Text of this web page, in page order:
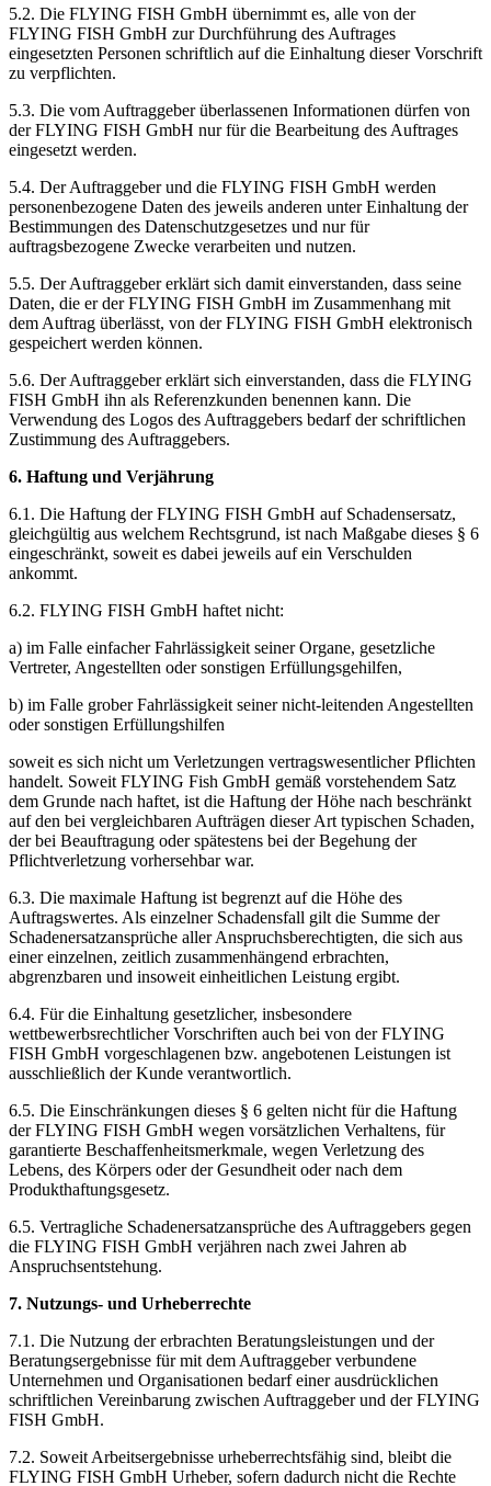
5.2. Die FLYING FISH GmbH übernimmt es, alle von der
FLYING FISH GmbH zur Durchführung des Auftrages
eingesetzten Personen schriftlich auf die Einhaltung dieser Vorschrift
zu verpflichten.
5.3. Die vom Auftraggeber überlassenen Informationen dürfen von
der FLYING FISH GmbH nur für die Bearbeitung des Auftrages
eingesetzt werden.
5.4. Der Auftraggeber und die FLYING FISH GmbH werden
personenbezogene Daten des jeweils anderen unter Einhaltung der
Bestimmungen des Datenschutzgesetzes und nur für
auftragsbezogene Zwecke verarbeiten und nutzen.
5.5. Der Auftraggeber erklärt sich damit einverstanden, dass seine
Daten, die er der FLYING FISH GmbH im Zusammenhang mit
dem Auftrag überlässt, von der FLYING FISH GmbH elektronisch
gespeichert werden können.
5.6. Der Auftraggeber erklärt sich einverstanden, dass die FLYING
FISH GmbH ihn als Referenzkunden benennen kann. Die
Verwendung des Logos des Auftraggebers bedarf der schriftlichen
Zustimmung des Auftraggebers.
6. Haftung und Verjährung
6.1. Die Haftung der FLYING FISH GmbH auf Schadensersatz,
gleichgültig aus welchem Rechtsgrund, ist nach Maßgabe dieses § 6
eingeschränkt, soweit es dabei jeweils auf ein Verschulden
ankommt.
6.2. FLYING FISH GmbH haftet nicht:
a) im Falle einfacher Fahrlässigkeit seiner Organe, gesetzliche
Vertreter, Angestellten oder sonstigen Erfüllungsgehilfen,
b) im Falle grober Fahrlässigkeit seiner nicht-leitenden Angestellten
oder sonstigen Erfüllungshilfen
soweit es sich nicht um Verletzungen vertragswesentlicher Pflichten
handelt. Soweit FLYING Fish GmbH gemäß vorstehendem Satz
dem Grunde nach haftet, ist die Haftung der Höhe nach beschränkt
auf den bei vergleichbaren Aufträgen dieser Art typischen Schaden,
der bei Beauftragung oder spätestens bei der Begehung der
Pflichtverletzung vorhersehbar war.
6.3. Die maximale Haftung ist begrenzt auf die Höhe des
Auftragswertes. Als einzelner Schadensfall gilt die Summe der
Schadenersatzansprüche aller Anspruchsberechtigten, die sich aus
einer einzelnen, zeitlich zusammenhängend erbrachten,
abgrenzbaren und insoweit einheitlichen Leistung ergibt.
6.4. Für die Einhaltung gesetzlicher, insbesondere
wettbewerbsrechtlicher Vorschriften auch bei von der FLYING
FISH GmbH vorgeschlagenen bzw. angebotenen Leistungen ist
ausschließlich der Kunde verantwortlich.
6.5. Die Einschränkungen dieses § 6 gelten nicht für die Haftung
der FLYING FISH GmbH wegen vorsätzlichen Verhaltens, für
garantierte Beschaffenheitsmerkmale, wegen Verletzung des
Lebens, des Körpers oder der Gesundheit oder nach dem
Produkthaftungsgesetz.
6.5. Vertragliche Schadenersatzansprüche des Auftraggebers gegen
die FLYING FISH GmbH verjähren nach zwei Jahren ab
Anspruchsentstehung.
7. Nutzungs- und Urheberrechte
7.1. Die Nutzung der erbrachten Beratungsleistungen und der
Beratungsergebnisse für mit dem Auftraggeber verbundene
Unternehmen und Organisationen bedarf einer ausdrücklichen
schriftlichen Vereinbarung zwischen Auftraggeber und der FLYING
FISH GmbH.
7.2. Soweit Arbeitsergebnisse urheberrechtsfähig sind, bleibt die
FLYING FISH GmbH Urheber, sofern dadurch nicht die Rechte